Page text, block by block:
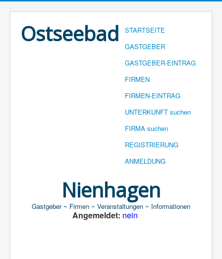
STARTSEITE
GASTGEBER
GASTGEBER-EINTRAG
FIRMEN
FIRMEN-EINTRAG
UNTERKUNFT suchen
FIRMA suchen
REGISTRIERUNG
ANMELDUNG
Ostseebad
Nienhagen
Gastgeber ~ Firmen ~ Veranstaltungen ~ Informationen
Angemeldet: nein